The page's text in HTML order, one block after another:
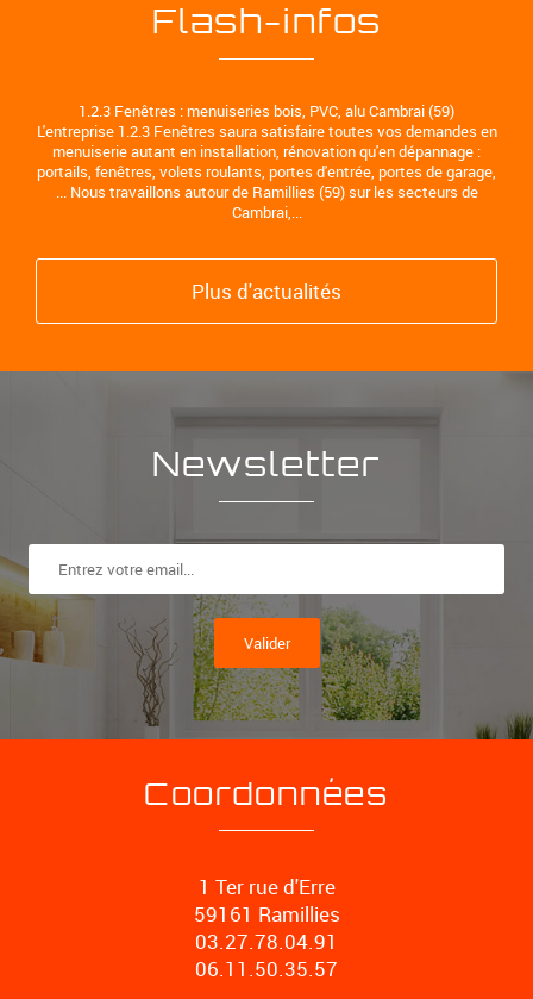
Flash-infos
1.2.3 Fenêtres : menuiseries bois, PVC, alu Cambrai (59)
L'entreprise 1.2.3 Fenêtres saura satisfaire toutes vos demandes en
menuiserie autant en installation, rénovation qu'en dépannage :
portails, fenêtres, volets roulants, portes d'entrée, portes de garage,
... Nous travaillons autour de Ramillies (59) sur les secteurs de
Cambrai,...
Plus d'actualités
Newsletter
Valider
Coordonnées
1 Ter rue d'Erre
59161 Ramillies
03.27.78.04.91
06.11.50.35.57